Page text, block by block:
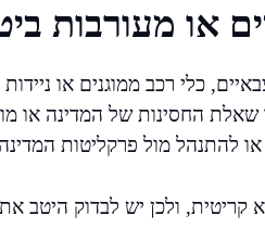
או מעורבות
צבאיים, כלי רכב ממוגנים או
שאלת החסינות של המדינה או
להתנהל מול פרקליטות
ולכן יש לבדוק היטב